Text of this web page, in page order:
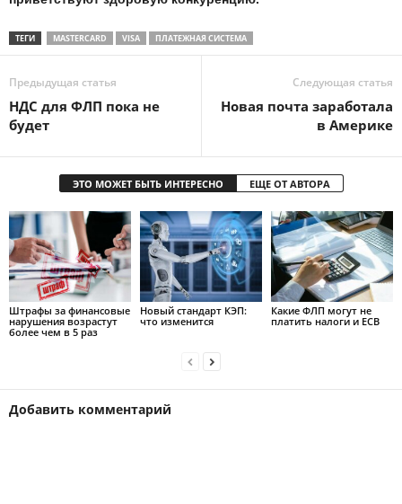
ТЕГИ MASTERCARD VISA ПЛАТЕЖНАЯ СИСТЕМА
Предыдущая статья
НДС для ФЛП пока не
будет
Следующая статья
Новая почта заработала
в Америке
ЭТО МОЖЕТ БЫТЬ ИНТЕРЕСНО ЕЩЕ ОТ АВТОРА
Штрафы за финансовые
нарушения возрастут
более чем в 5 раз
Новый стандарт КЭП:
что изменится
Какие ФЛП могут не
платить налоги и ЕСВ
Добавить комментарий